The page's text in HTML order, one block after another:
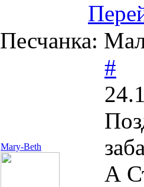
Песчанка:
Mary-Beth
#
А